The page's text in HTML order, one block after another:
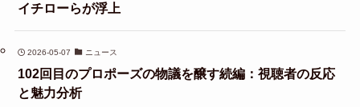
イチローらが浮上
2026-05-07 ニュース
102回目のプロポーズの物議を醸す続編：視聴者の反応
と魅力分析